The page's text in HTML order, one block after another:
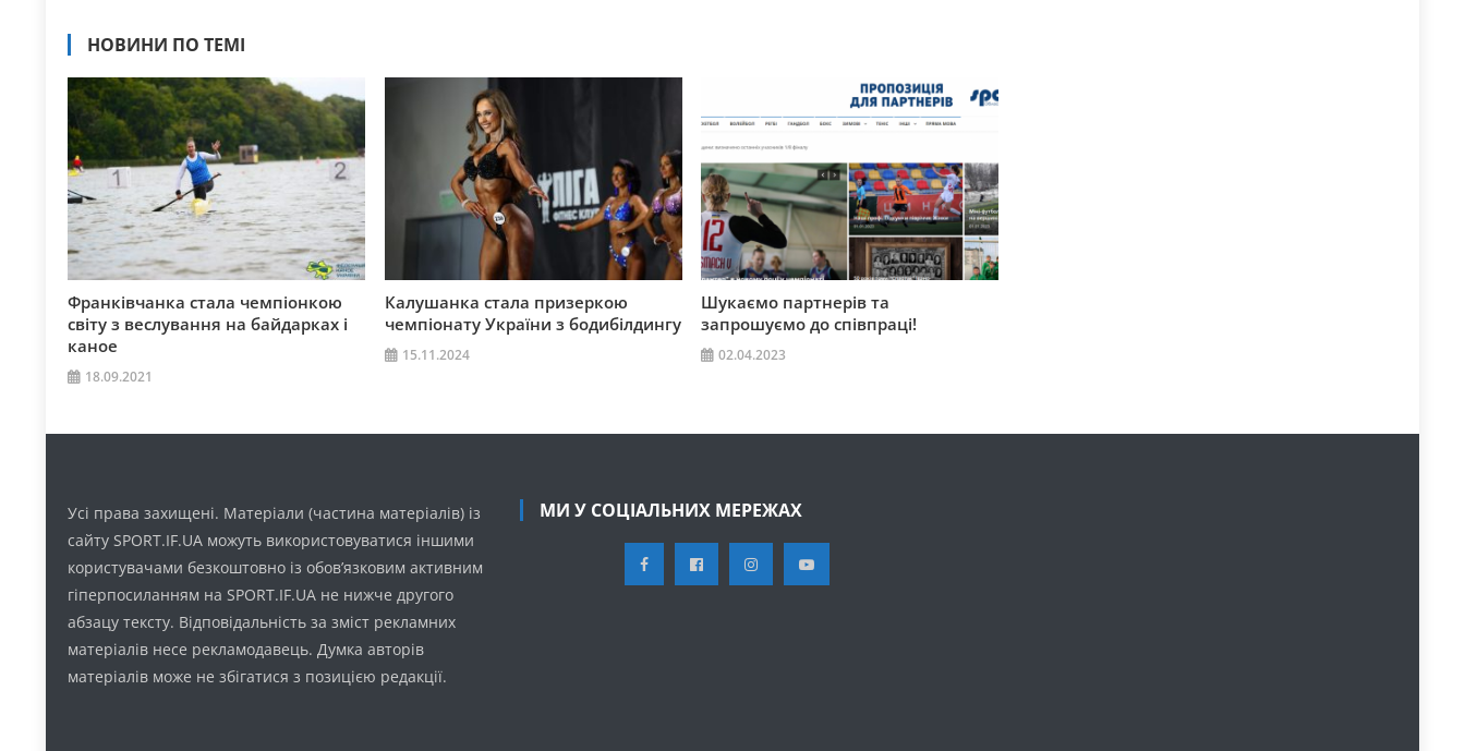
НОВИНИ ПО ТЕМІ
Франківчанка стала чемпіонкою
світу з веслування на байдарках і
каное
18.09.2021
Калушанка стала призеркою
чемпіонату України з бодибілдингу
15.11.2024
Шукаємо партнерів та
запрошуємо до співпраці!
02.04.2023
Усі права захищені. Матеріали (частина матеріалів) із
сайту SPORT.IF.UA можуть використовуватися іншими
користувачами безкоштовно із обов’язковим активним
гіперпосиланням на SPORT.IF.UA не нижче другого
абзацу тексту. Відповідальність за зміст рекламних
матеріалів несе рекламодавець. Думка авторів
матеріалів може не збігатися з позицією редакції.
МИ У СОЦІАЛЬНИХ МЕРЕЖАХ